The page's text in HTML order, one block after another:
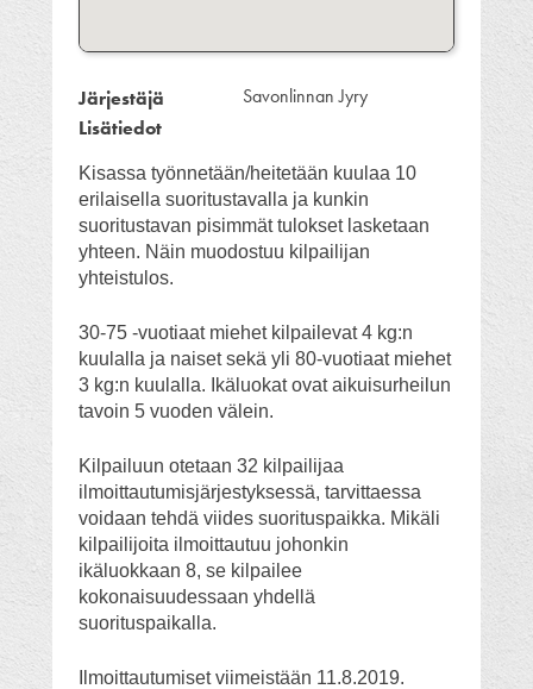
Järjestäjä
Savonlinnan Jyry
Lisätiedot
Kisassa työnnetään/heitetään kuulaa 10
erilaisella suoritustavalla ja kunkin
suoritustavan pisimmät tulokset lasketaan
yhteen. Näin muodostuu kilpailijan
yhteistulos.
30-75 -vuotiaat miehet kilpailevat 4 kg:n
kuulalla ja naiset sekä yli 80-vuotiaat miehet
3 kg:n kuulalla. Ikäluokat ovat aikuisurheilun
tavoin 5 vuoden välein.
Kilpailuun otetaan 32 kilpailijaa
ilmoittautumisjärjestyksessä, tarvittaessa
voidaan tehdä viides suorituspaikka. Mikäli
kilpailijoita ilmoittautuu johonkin
ikäluokkaan 8, se kilpailee
kokonaisuudessaan yhdellä
suorituspaikalla.
Ilmoittautumiset viimeistään 11.8.2019.